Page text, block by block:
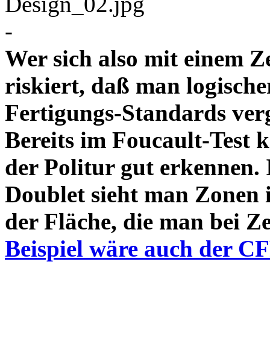
-
Wer sich also mit einem
riskiert, daß man
Fertigungs-Standards
Bereits im Foucault-Test
der Politur gut
Doublet sieht man Zonen
der Fläche, die man bei
Beispiel wäre auch der